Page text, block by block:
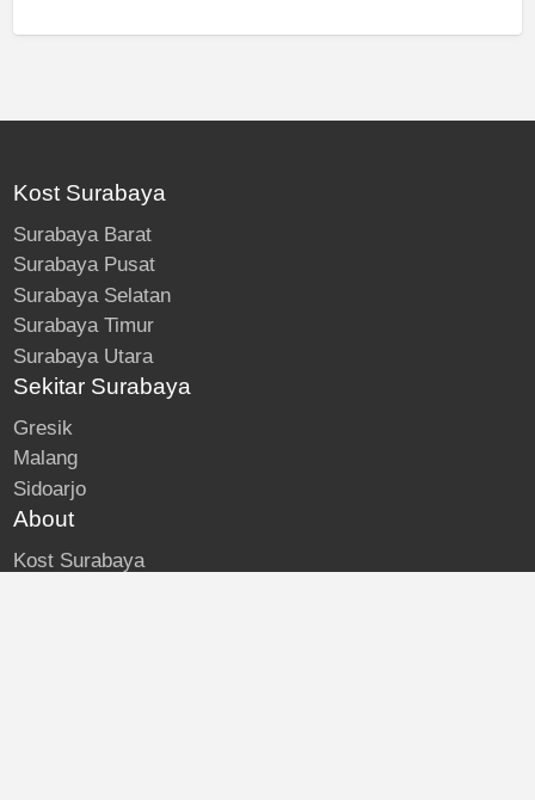
Kost Surabaya
Surabaya Barat
Surabaya Pusat
Surabaya Selatan
Surabaya Timur
Surabaya Utara
Sekitar Surabaya
Gresik
Malang
Sidoarjo
About
Kost Surabaya